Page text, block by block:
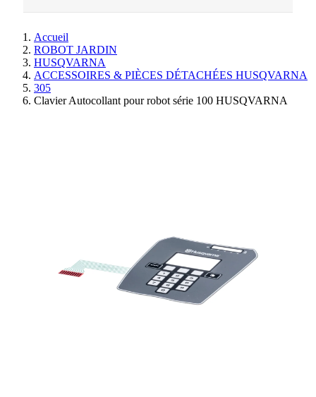
Accueil
ROBOT JARDIN
HUSQVARNA
ACCESSOIRES & PIÈCES DÉTACHÉES HUSQVARNA
305
Clavier Autocollant pour robot série 100 HUSQVARNA